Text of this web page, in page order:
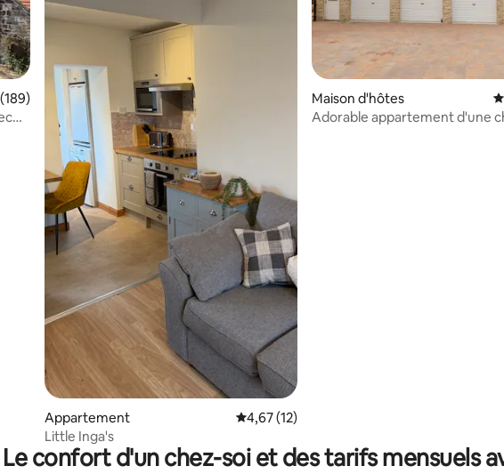
moyenne sur la base de 189 commentaires : 4,94 sur 5
Appartement Évaluation moyenne sur la base de 12
4,67 (12)
Little Inga's
Maison d'hôtes
Adorable appartement d'une
Le confort d'un chez-soi et des tarifs mensuels